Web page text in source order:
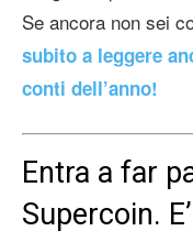
Se ancora non sei
subito a leggere
conti dell’anno!
Entra a far
Supercoin.